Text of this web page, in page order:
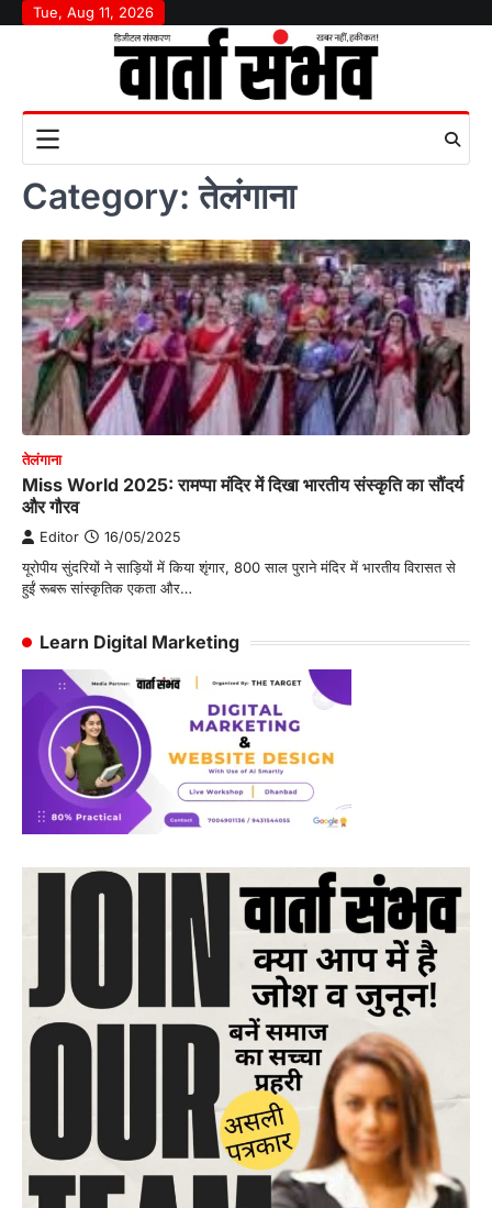
SkipTue, Aug 11, 2026
Category:तेलंगाना
तेलंगाना
Miss World 2025: रामप्पा मंदिर में दिखा भारतीय संस्कृति का सौंदर्य
और गौरव
Editor 16/05/2025
यूरोपीय सुंदरियों ने साड़ियों में किया शृंगार, 800 साल पुराने मंदिर में भारतीय विरासत से
हुईं रूबरू सांस्कृतिक एकता और…
Learn Digital Marketing